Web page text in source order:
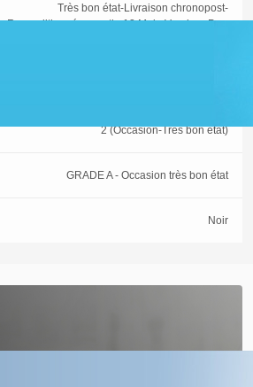
Très bon état-Livraison chronopost-
Reconditionné garantie 12 Mois-Vendeur Pro-
2 (Occasion-Très bon état)
GRADE A - Occasion très bon état
Noir